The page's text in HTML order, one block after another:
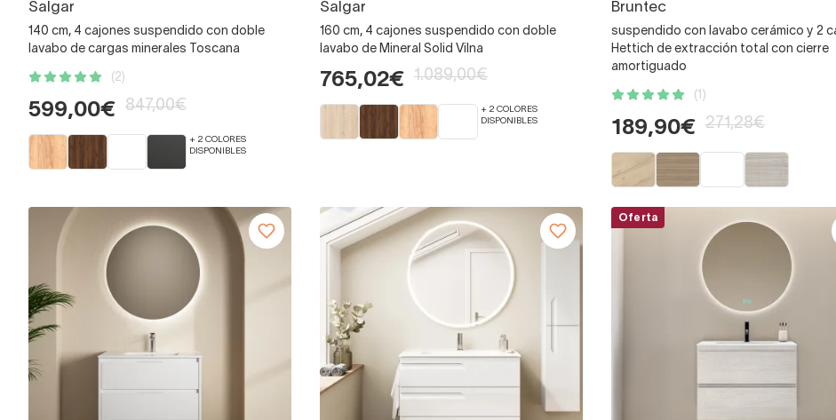
Salgar
140 cm, 4 cajones suspendido con doble
lavabo de cargas minerales Toscana
(2)
599,00€ 847,00€
+ 2 COLORES
DISPONIBLES
Salgar
160 cm, 4 cajones suspendido con doble
lavabo de Mineral Solid Vilna
765,02€ 1.089,00€
+ 2 COLORES
DISPONIBLES
Bruntec
suspendido con lavabo cerámico y 2
Hettich de extracción total con cierre
amortiguado
(1)
189,90€ 271,28€
Oferta